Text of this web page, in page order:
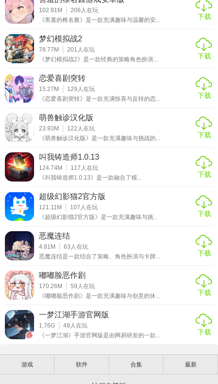
102.91M 206 人在玩
《害羞的椎名酱》是一款充满趣味与温馨的安...
下载
梦幻模拟战2
78.77M 201 人在玩
《梦幻模拟战2》是一款经典的策略角色扮演...
下载
恋爱喜剧突转
15.27M 129 人在玩
《恋爱喜剧突转》是一款充满惊喜与反转的恋...
下载
萌兽触诊汉化版
23.93M 122 人在玩
《萌兽触诊汉化版》是一款充满趣味与挑战的...
下载
叫我铸造师1.0.13
124.74M 117 人在玩
《叫我铸造师1.0.13》是一款融合了模...
下载
超级幻影猫2官方版
121.11M 107 人在玩
《超级幻影猫2官方版》是一款充满趣味与挑...
下载
恶魔连结
4.81M 63 人在玩
恶魔连结是一款结合了策略、角色扮演与卡牌...
下载
嘟嘟脸恶作剧
170.26M 59 人在玩
《嘟嘟脸恶作剧》是一款充满趣味与创意的休...
下载
一梦江湖手游官网版
1.76G 49 人在玩
《一梦江湖》手游官网版是由网易研发的一款...
下载
游戏 软件 合集 最新